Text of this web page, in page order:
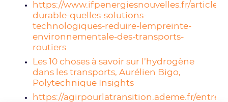
https://www.ifpenergiesnouvelles.fr/article/
durable-quelles-solutions-
technologiques-reduire-lempreinte-
environnementale-des-transports-
routiers
Les 10 choses à savoir sur l’hydrogène
dans les transports, Aurélien Bigo,
Polytechnique Insights
https://agirpourlatransition.ademe.fr/